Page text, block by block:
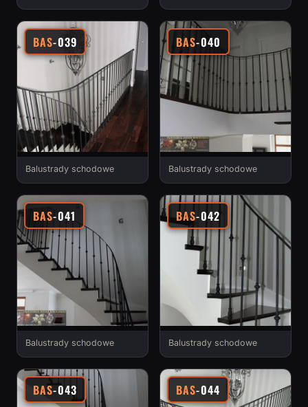
BAS-039
Balustrady schodowe
BAS-040
Balustrady schodowe
BAS-041
Balustrady schodowe
BAS-042
Balustrady schodowe
BAS-043 BAS-044